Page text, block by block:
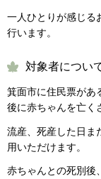
一人ひとりが感じる
行います。
対象者につい
箕面市に住民票があ
後に赤ちゃんを亡く
流産、死産した日ま
用いただけます。
赤ちゃんとの死別後